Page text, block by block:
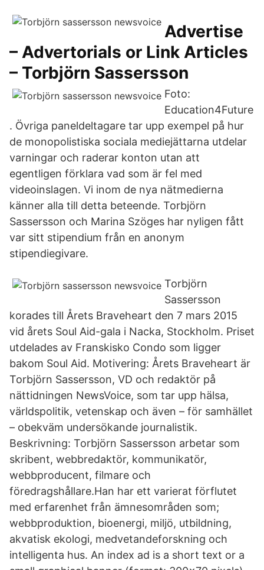
Advertise
– Advertorials or Link Articles
– Torbjörn Sassersson
Foto:
Education4Future
. Övriga paneldeltagare tar upp exempel på hur
de monopolistiska sociala mediejättarna utdelar
varningar och raderar konton utan att
egentligen förklara vad som är fel med
videoinslagen. Vi inom de nya nätmedierna
känner alla till detta beteende. Torbjörn
Sassersson och Marina Szöges har nyligen fått
var sitt stipendium från en anonym
stipendiegivare.
Torbjörn
Sassersson
korades till Årets Braveheart den 7 mars 2015
vid årets Soul Aid-gala i Nacka, Stockholm. Priset
utdelades av Franskisko Condo som ligger
bakom Soul Aid. Motivering: Årets Braveheart är
Torbjörn Sassersson, VD och redaktör på
nättidningen NewsVoice, som tar upp hälsa,
världspolitik, vetenskap och även – för samhället
– obekväm undersökande journalistik.
Beskrivning: Torbjörn Sassersson arbetar som
skribent, webbredaktör, kommunikatör,
webbproducent, filmare och
föredragshållare.Han har ett varierat förflutet
med erfarenhet från ämnesområden som;
webbproduktion, bioenergi, miljö, utbildning,
akvatisk ekologi, medvetandeforskning och
intelligenta hus. An index ad is a short text or a